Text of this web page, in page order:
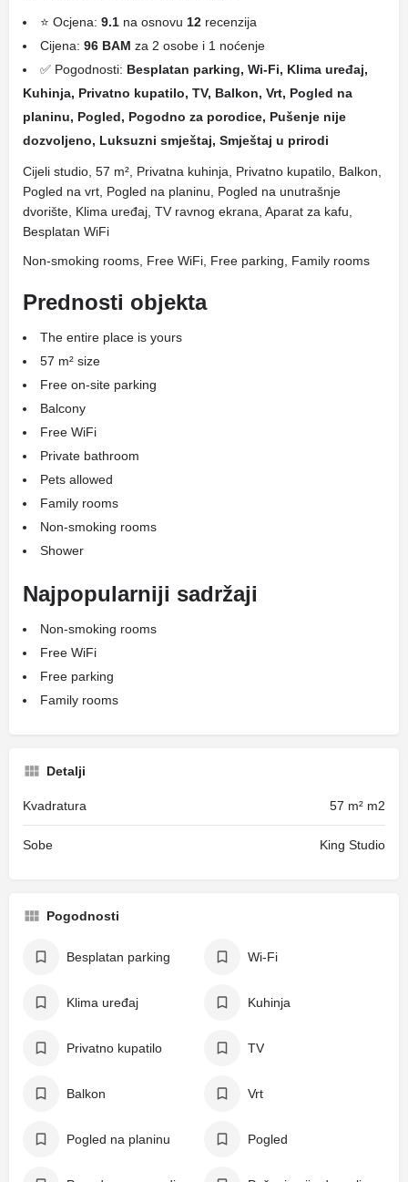
⭐ Ocjena: 9.1 na osnovu 12 recenzija
Cijena: 96 BAM za 2 osobe i 1 noćenje
✅ Pogodnosti: Besplatan parking, Wi-Fi, Klima uređaj,
Kuhinja, Privatno kupatilo, TV, Balkon, Vrt, Pogled na
planinu, Pogled, Pogodno za porodice, Pušenje nije
dozvoljeno, Luksuzni smještaj, Smještaj u prirodi
Cijeli studio, 57 m², Privatna kuhinja, Privatno kupatilo, Balkon,
Pogled na vrt, Pogled na planinu, Pogled na unutrašnje
dvorište, Klima uređaj, TV ravnog ekrana, Aparat za kafu,
Besplatan WiFi
Non-smoking rooms, Free WiFi, Free parking, Family rooms
Prednosti objekta
The entire place is yours
57 m² size
Free on-site parking
Balcony
Free WiFi
Private bathroom
Pets allowed
Family rooms
Non-smoking rooms
Shower
Najpopularniji sadržaji
Non-smoking rooms
Free WiFi
Free parking
Family rooms
Detalji
Kvadratura 57 m² m2
Sobe King Studio
Pogodnosti
Besplatan parking Wi-Fi
Klima uređaj Kuhinja
Privatno kupatilo TV
Balkon Vrt
Pogled na planinu Pogled